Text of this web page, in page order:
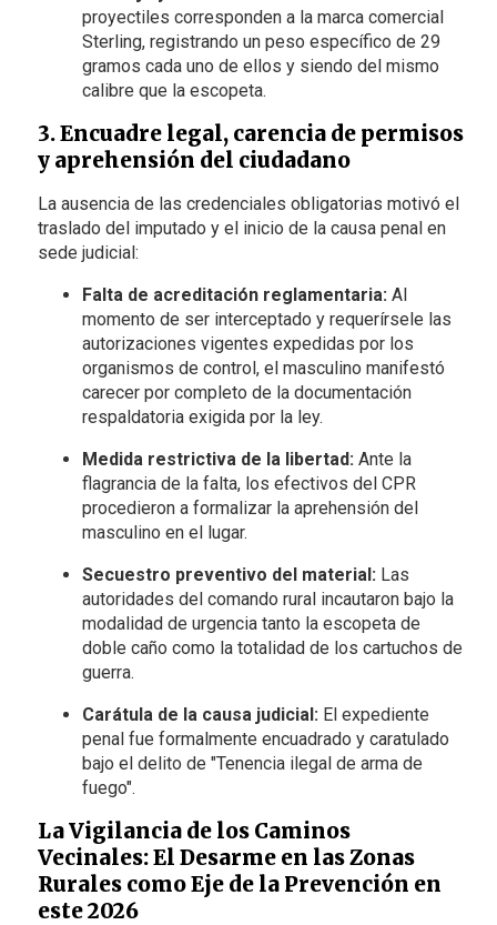
proyectiles corresponden a la marca comercial
Sterling, registrando un peso específico de 29
gramos cada uno de ellos y siendo del mismo
calibre que la escopeta.
3. Encuadre legal, carencia de permisos
y aprehensión del ciudadano
La ausencia de las credenciales obligatorias motivó el
traslado del imputado y el inicio de la causa penal en
sede judicial:
Falta de acreditación reglamentaria: Al
momento de ser interceptado y requerírsele las
autorizaciones vigentes expedidas por los
organismos de control, el masculino manifestó
carecer por completo de la documentación
respaldatoria exigida por la ley.
Medida restrictiva de la libertad: Ante la
flagrancia de la falta, los efectivos del CPR
procedieron a formalizar la aprehensión del
masculino en el lugar.
Secuestro preventivo del material: Las
autoridades del comando rural incautaron bajo la
modalidad de urgencia tanto la escopeta de
doble caño como la totalidad de los cartuchos de
guerra.
Carátula de la causa judicial: El expediente
penal fue formalmente encuadrado y caratulado
bajo el delito de "Tenencia ilegal de arma de
fuego".
La Vigilancia de los Caminos
Vecinales: El Desarme en las Zonas
Rurales como Eje de la Prevención en
este 2026